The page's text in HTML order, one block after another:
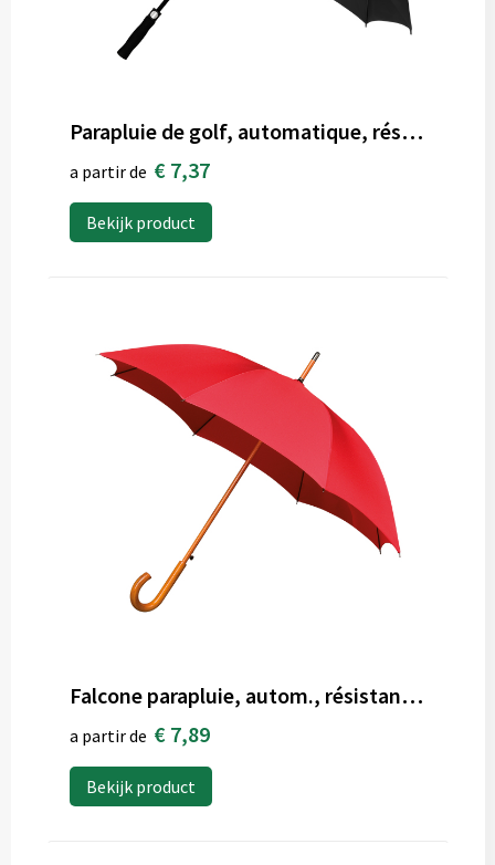
Parapluie de golf, automatique, résistant au vent
a partir de € 7,37
Bekijk product
Falcone parapluie, autom., résistant au vent
a partir de € 7,89
Bekijk product